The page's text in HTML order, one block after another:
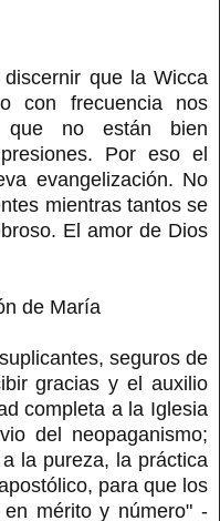
que la Wicca
con frecuencia nos
que no están bien
Por eso el
evangelización. No
mientras tantos se
El amor de Dios
de María
seguros de
gracias y el auxilio
completa a la Iglesia
del neopaganismo;
la pureza, la práctica
para que los
mérito y número" -